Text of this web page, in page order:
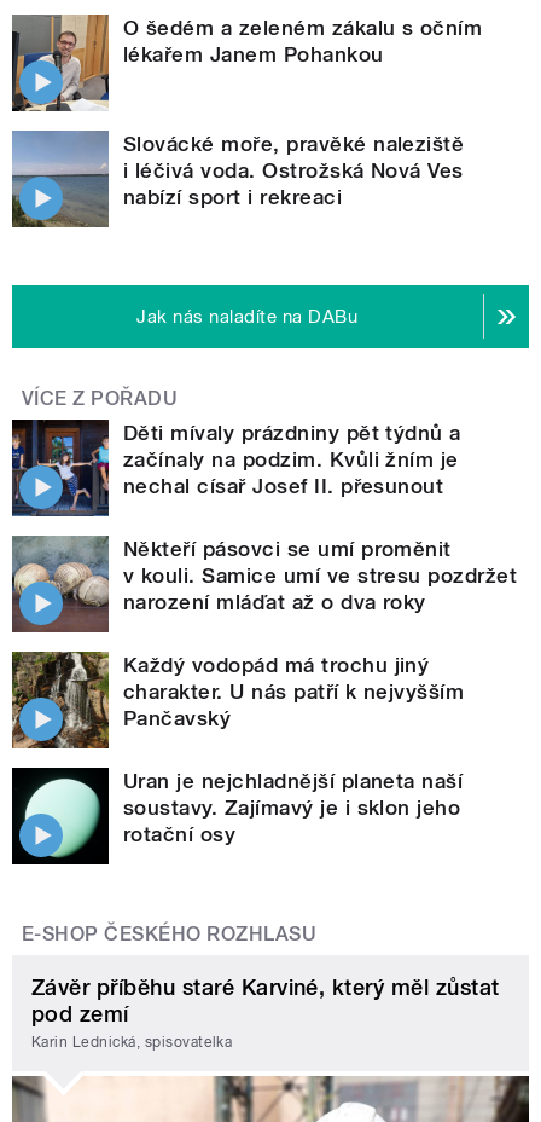
O šedém a zeleném zákalu s očním
lékařem Janem Pohankou
Slovácké moře, pravěké naleziště
i léčivá voda. Ostrožská Nová Ves
nabízí sport i rekreaci
Jak nás naladíte na DABu
VÍCE Z POŘADU
Děti mívaly prázdniny pět týdnů a
začínaly na podzim. Kvůli žním je
nechal císař Josef II. přesunout
Někteří pásovci se umí proměnit
v kouli. Samice umí ve stresu pozdržet
narození mláďat až o dva roky
Každý vodopád má trochu jiný
charakter. U nás patří k nejvyšším
Pančavský
Uran je nejchladnější planeta naší
soustavy. Zajímavý je i sklon jeho
rotační osy
E-SHOP ČESKÉHO ROZHLASU
Závěr příběhu staré Karviné, který měl zůstat
pod zemí
Karin Lednická, spisovatelka